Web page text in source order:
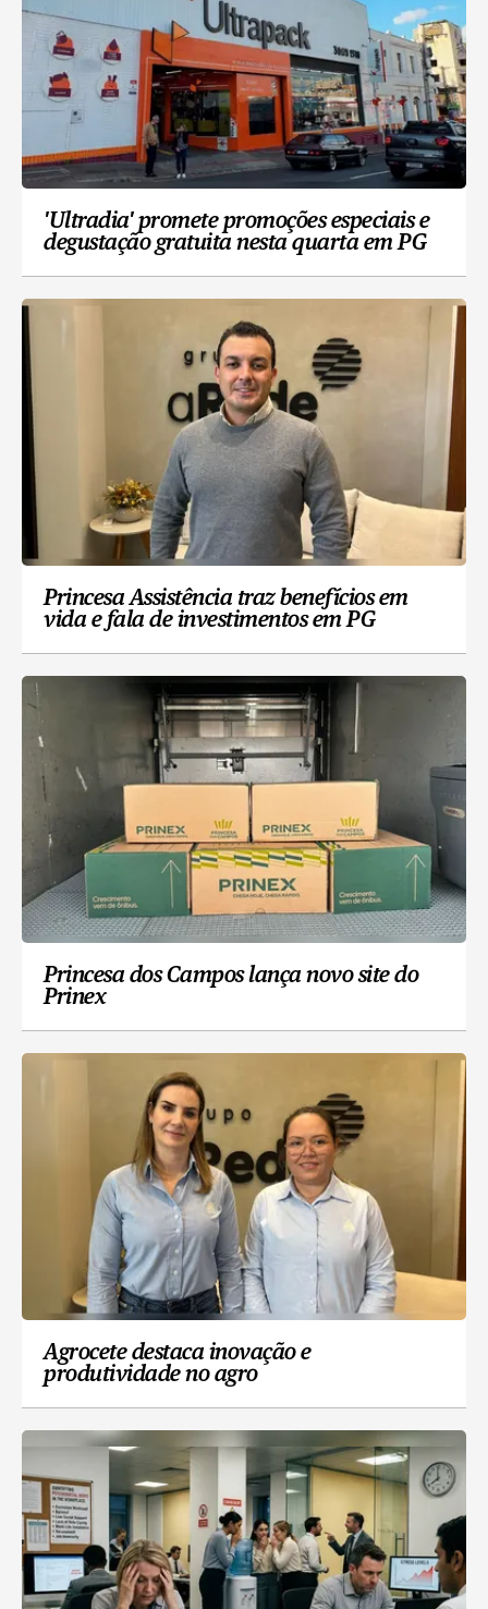
'Ultradia' promete promoções especiais e
degustação gratuita nesta quarta em PG
Princesa Assistência traz benefícios em
vida e fala de investimentos em PG
Princesa dos Campos lança novo site do
Prinex
Agrocete destaca inovação e
produtividade no agro